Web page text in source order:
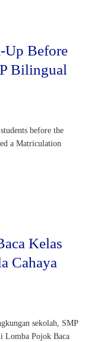
Up Before
Bilingual
before the
a Matriculation
Kelas
Cahaya
sekolah, SMP
Lomba Pojok Baca